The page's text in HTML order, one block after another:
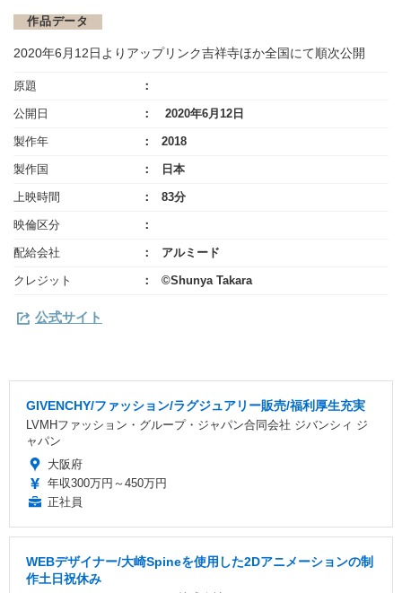
作品データ
2020年6月12日よりアップリンク吉祥寺ほか全国にて順次公開
原題
公開日 2020年6月12日
製作年 2018
製作国 日本
上映時間 83分
映倫区分
配給会社 アルミード
クレジット ©Shunya Takara
公式サイト
GIVENCHY/ファッション/ラグジュアリー販売/福利厚生充実
LVMHファッション・グループ・ジャパン合同会社 ジバンシィ ジ
ャパン
大阪府
年収300万円～450万円
正社員
WEBデザイナー/大崎Spineを使用した2Dアニメーションの制
作土日祝休み